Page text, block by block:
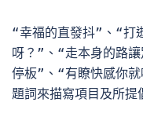
“幸福的直發抖”、“打
呀？”、“走本身的路
停板”、“有瞭快感你
題詞來描寫項目及所